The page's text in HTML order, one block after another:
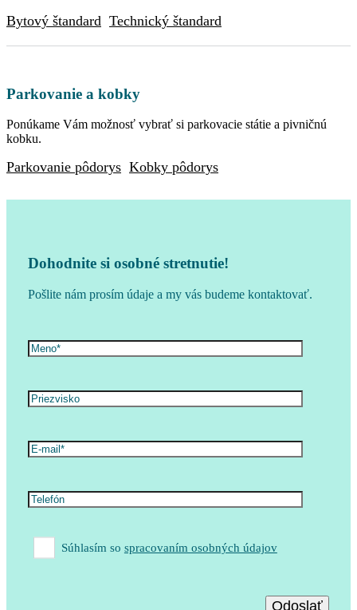
Bytový štandard Technický štandard
Parkovanie a kobky
Ponúkame Vám možnosť vybrať si parkovacie státie a pivničnú
kobku.
Parkovanie pôdorys Kobky pôdorys
Dohodnite si osobné stretnutie!
Pošlite nám prosím údaje a my vás budeme kontaktovať.
Súhlasím so spracovaním osobných údajov